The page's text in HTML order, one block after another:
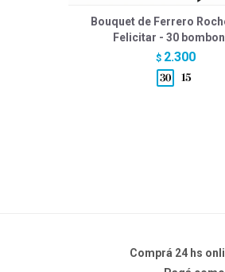
Bouquet de Ferrero
Felicitar - 30
$ 2.300
Comprá 24 hs